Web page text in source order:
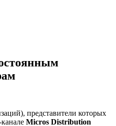
представители которых
Micros Distribution